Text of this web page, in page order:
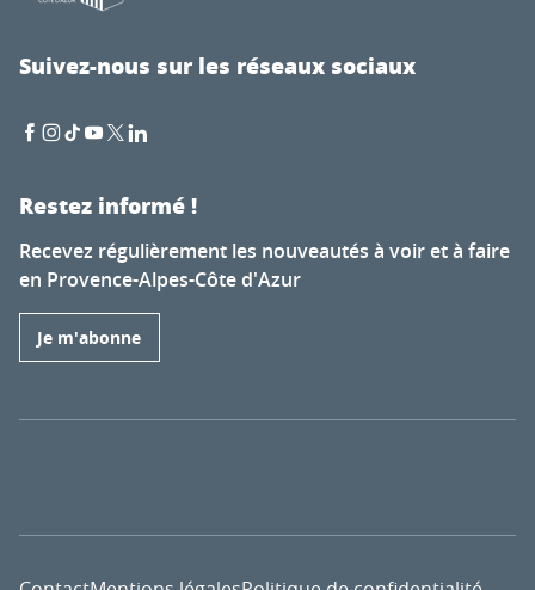
Suivez-nous sur les réseaux sociaux
Restez informé !
Recevez régulièrement les nouveautés à voir et à faire
en Provence-Alpes-Côte d'Azur
Je m'abonne